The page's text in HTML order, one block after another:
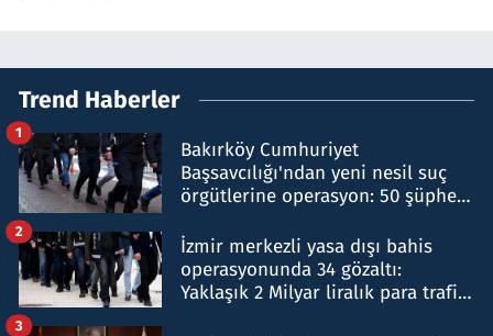
Trend Haberler
Bakırköy Cumhuriyet
Başsavcılığı'ndan yeni nesil suç
örgütlerine operasyon: 50 şüpheli
1
İzmir merkezli yasa dışı bahis
operasyonunda 34 gözaltı:
Yaklaşık 2 Milyar liralık para trafiği
2
3